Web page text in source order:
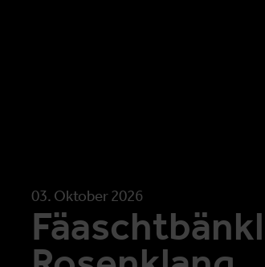
03. Oktober 2026